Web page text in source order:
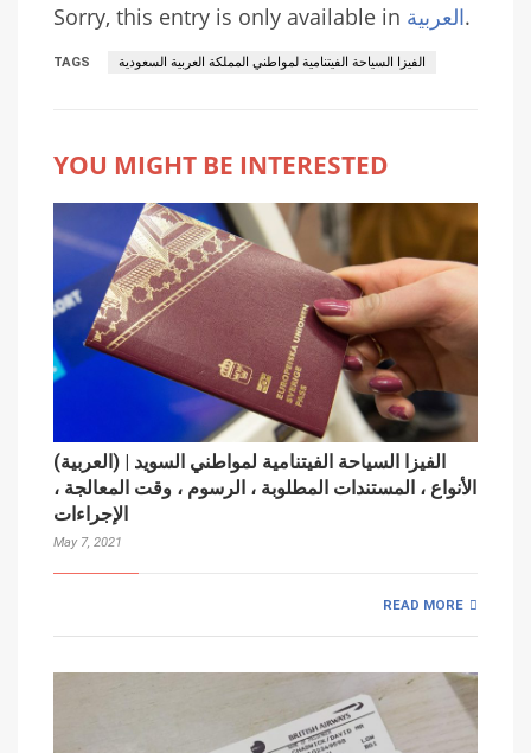
Sorry, this entry is only available in العربية.
TAGS الفيزا السياحة الفيتنامية لمواطني المملكة العربية السعودية
YOU MIGHT BE INTERESTED
(العربية) الفيزا السياحة الفيتنامية لمواطني السويد |
الأنواع ، المستندات المطلوبة ، الرسوم ، وقت المعالجة ،
الإجراءات
May 7, 2021
READ MORE